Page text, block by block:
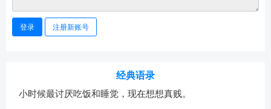
登录 注册新账号
经典语录
小时候最讨厌吃饭和睡觉，现在想想真贱。